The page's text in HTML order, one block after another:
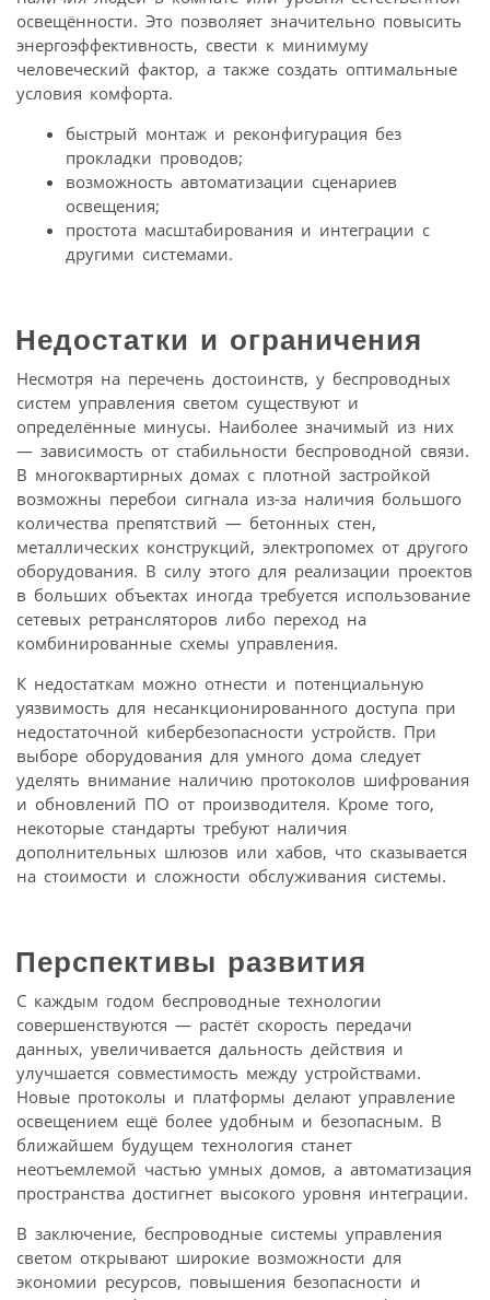
освещённости. Это позволяет значительно повысить
энергоэффективность, свести к минимуму
человеческий фактор, а также создать оптимальные
условия комфорта.
быстрый монтаж и реконфигурация без
прокладки проводов;
возможность автоматизации сценариев
освещения;
простота масштабирования и интеграции с
другими системами.
Недостатки и ограничения
Несмотря на перечень достоинств, у беспроводных
систем управления светом существуют и
определённые минусы. Наиболее значимый из них
— зависимость от стабильности беспроводной связи.
В многоквартирных домах с плотной застройкой
возможны перебои сигнала из-за наличия большого
количества препятствий — бетонных стен,
металлических конструкций, электропомех от другого
оборудования. В силу этого для реализации проектов
в больших объектах иногда требуется использование
сетевых ретрансляторов либо переход на
комбинированные схемы управления.
К недостаткам можно отнести и потенциальную
уязвимость для несанкционированного доступа при
недостаточной кибербезопасности устройств. При
выборе оборудования для умного дома следует
уделять внимание наличию протоколов шифрования
и обновлений ПО от производителя. Кроме того,
некоторые стандарты требуют наличия
дополнительных шлюзов или хабов, что сказывается
на стоимости и сложности обслуживания системы.
Перспективы развития
С каждым годом беспроводные технологии
совершенствуются — растёт скорость передачи
данных, увеличивается дальность действия и
улучшается совместимость между устройствами.
Новые протоколы и платформы делают управление
освещением ещё более удобным и безопасным. В
ближайшем будущем технология станет
неотъемлемой частью умных домов, а автоматизация
пространства достигнет высокого уровня интеграции.
В заключение, беспроводные системы управления
светом открывают широкие возможности для
экономии ресурсов, повышения безопасности и